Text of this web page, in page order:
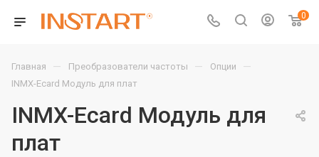
0
Главная — Преобразователи частоты — Опции —
INMX-Ecard Модуль для плат
INMX-Ecard Модуль для
плат